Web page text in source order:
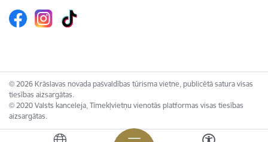
© 2026 Krāslavas novada pašvaldības tūrisma vietne, publicētā satura visas
tiesības aizsargātas.
© 2020 Valsts kanceleja, Tīmekļvietņu vienotās platformas visas tiesības
aizsargātas.